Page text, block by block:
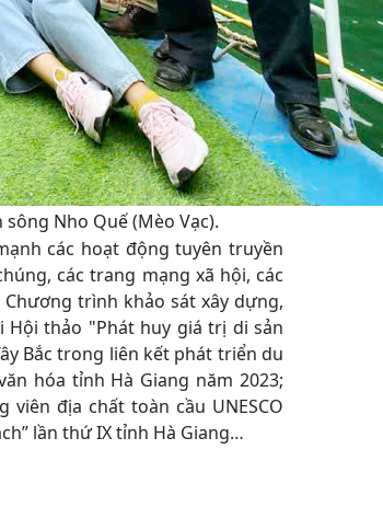
Nho Quế (Mèo Vạc).
các hoạt động tuyên truyền
các trang mạng xã hội, các
trình khảo sát xây dựng,
Hội thảo "Phát huy giá trị di sản
Bắc trong liên kết phát triển du
hóa tỉnh Hà Giang năm 2023;
địa chất toàn cầu UNESCO
lần thứ IX tỉnh Hà Giang…